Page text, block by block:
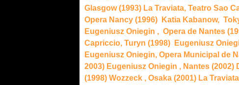
Glasgow (1993) La Traviata, Teatro Sao
Opera Nancy (1996) Katia Kabanow,
Eugeniusz Oniegin , Opera de Nantes
Capriccio, Turyn (1998) Eugeniusz
Eugeniusz Oniegin, Opera Municipal de
2003) Eugeniusz Oniegin , Nantes
(1998) Wozzeck , Osaka (2001) La